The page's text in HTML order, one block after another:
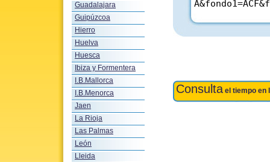
Guadalajara
Guipúzcoa
Hierro
Huelva
Huesca
Ibiza y Formentera
I.B.Mallorca
I.B.Menorca
Jaen
La Rioja
Las Palmas
León
Lleida
Consulta el tiempo en